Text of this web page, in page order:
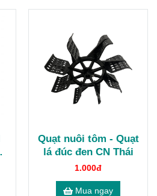
Quạt nuôi tôm - Quạt
lá đúc đen CN Thái
1.000đ
Mua ngay